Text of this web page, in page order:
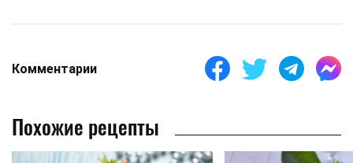
Комментарии
Похожие рецепты